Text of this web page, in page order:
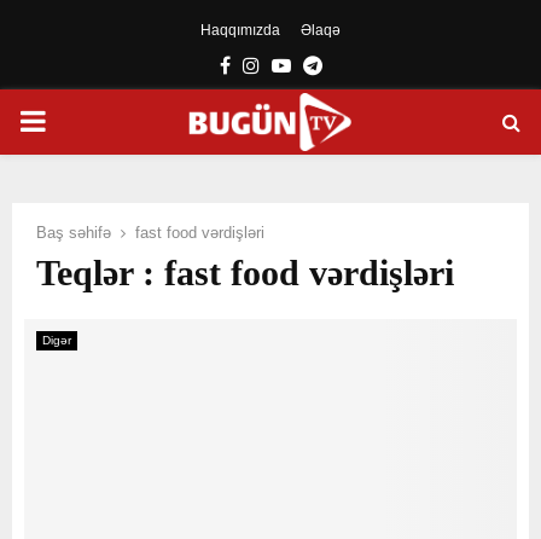
Haqqımızda Əlaqə
Facebook
Instagram
YoutubeTelegram
PRIMARY
Baş səhifə fast food vərdişləri
Teqlər : fast food vərdişləri
Digər